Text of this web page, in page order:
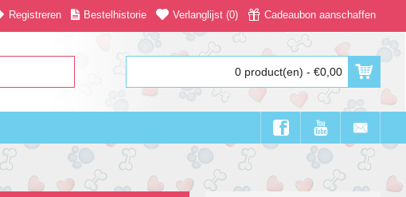
Registreren Bestelhistorie Verlanglijst (0) Cadeaubon aanschaffen
0 product(en) - €0,00